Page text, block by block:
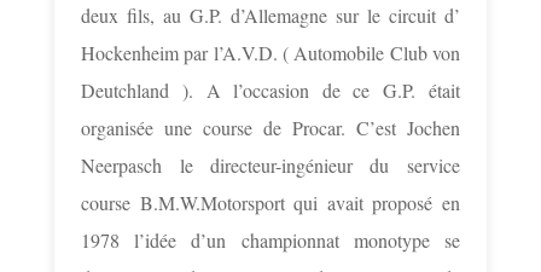
deux fils, au G.P. d’Allemagne sur le circuit d’
Hockenheim par l’A.V.D. ( Automobile Club von
Deutchland ). A l’occasion de ce G.P. était
organisée une course de Procar. C’est Jochen
Neerpasch le directeur-ingénieur du service
course B.M.W.Motorsport qui avait proposé en
1978 l’idée d’un championnat monotype se